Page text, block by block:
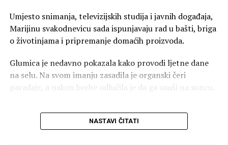
Umjesto snimanja, televizijskih studija i javnih događaja,
Marijinu svakodnevicu sada ispunjavaju rad u bašti, briga
o životinjama i pripremanje domaćih proizvoda.
Glumica je nedavno pokazala kako provodi ljetne dane
na selu. Na svom imanju zasadila je organski čeri
paradajz, a nakon berbe odlučila je da ga osuši na suncu.
„Malo da se osuše na suncu“, napisala je Marija uz
NASTAVI ČITATI